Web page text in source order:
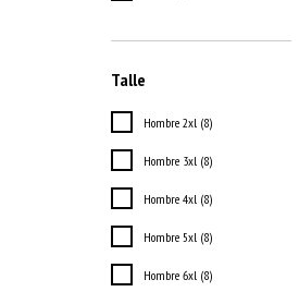
Talle
Hombre 2xl (8)
Hombre 3xl (8)
Hombre 4xl (8)
Hombre 5xl (8)
Hombre 6xl (8)